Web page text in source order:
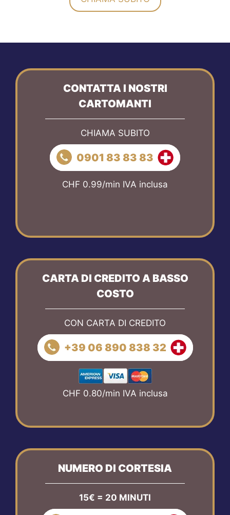
CONTATTA I NOSTRI
CARTOMANTI
CHIAMA SUBITO
0901 83 83 83
CHF 0.99/min IVA inclusa
CARTA DI CREDITO A BASSO
COSTO
CON CARTA DI CREDITO
+39 06 890 838 32
CHF 0.80/min IVA inclusa
NUMERO DI CORTESIA
15€ = 20 MINUTI